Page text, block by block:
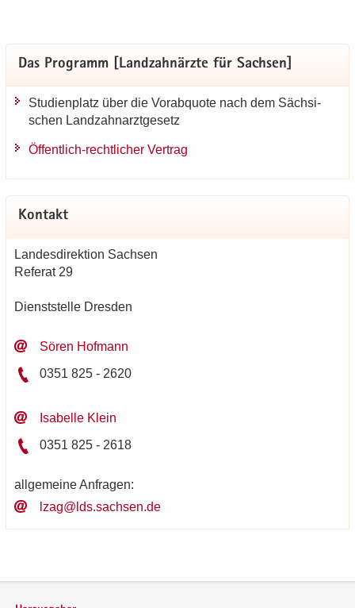
Das Pro­gramm [Land­zahn­ärz­te für Sach­sen]
Stu­di­en­platz über die Vor­ab­quo­te nach dem Säch­si­
schen Land­zahn­arzt­ge­setz
Öffentlich-​rechtlicher Ver­trag
Kon­takt
Lan­des­di­rek­ti­on Sach­sen
Re­fe­rat 29
Dienst­stel­le Dres­den
Sören Hof­mann
0351 825 - 2620
Isa­bel­le Klein
0351 825 - 2618
all­ge­mei­ne An­fra­gen:
lzag@lds.sach­sen.de